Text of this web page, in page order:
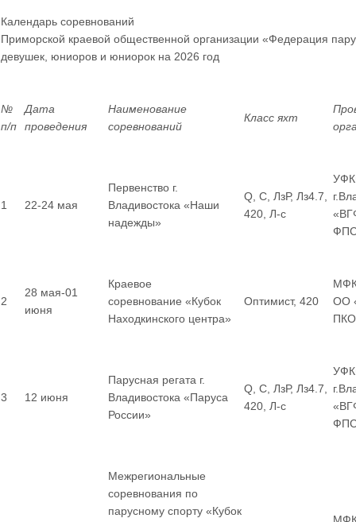
Календарь соревнований
Приморской краевой общественной организации «Федерация
девушек, юниоров и юниорок на 2026 год
№
п/п
Дата
проведения
Наименование
соревнований
Класс яхт
1 22-24 мая
Первенство г.
Владивостока «Наши
надежды»
Q, С, ЛзР, Лз4.7,
420, Л-с
2
28 мая-01
июня
Краевое
соревнование «Кубок
Находкинского центра»
Оптимист, 420
ОО
3 12 июня
Парусная регата г.
Владивостока «Паруса
России»
Q, С, ЛзР, Лз4.7,
420, Л-с
Межрегиональные
соревнования по
парусному спорту «Кубок